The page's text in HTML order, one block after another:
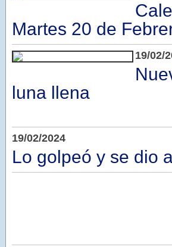
Martes 20 de
19/02/
luna llena
19/02/2024
Lo golpeó y se dio